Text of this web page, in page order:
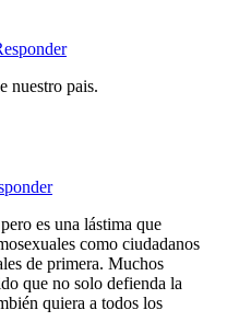
nuestro pais.
es una lástima que
como ciudadanos
de primera. Muchos
que no solo defienda la
quiera a todos los